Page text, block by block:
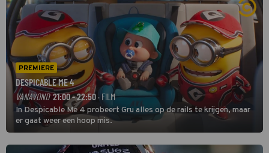
PREMIERE
DESPICABLE ME 4
VANAVOND 21:00 - 22:50 · FILM
In Despicable Me 4 probeert Gru alles op de rails te krijgen, maar
er gaat weer een hoop mis.